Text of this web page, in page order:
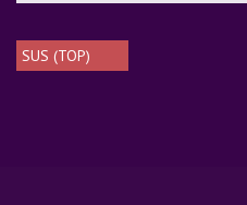
SUS (TOP)